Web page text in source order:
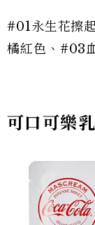
#01永生花擦
橘紅色、#03
可口可樂